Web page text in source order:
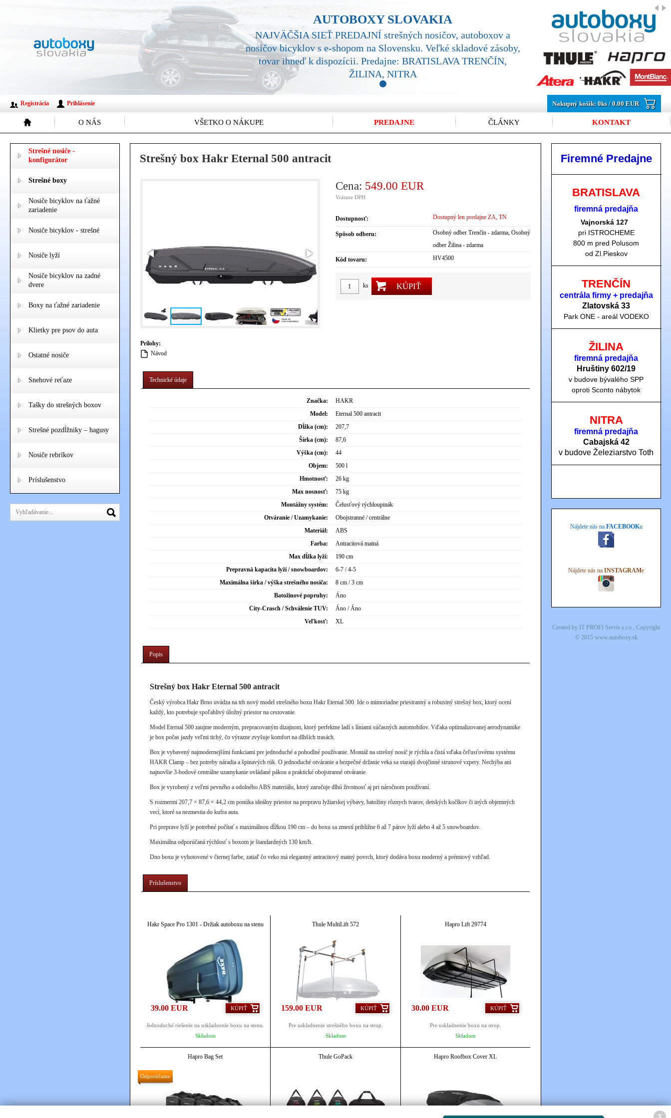
AUTOBOXY SLOVAKIA
NAJVÄČŠIA SIEŤ PREDAJNÍ strešných nosičov, autoboxov a
nosičov bicyklov s e-shopom na Slovensku. Veľké skladové zásoby,
tovar ihneď k dispozícii. Predajne: BRATISLAVA TRENČÍN,
ŽILINA, NITRA
Nakupný košík:0ks /0.00 EUR
O NÁS VŠETKO O NÁKUPE PREDAJNE ČLÁNKY KONTAKT
Registrácia Prihlásenie
Strešný box Hakr Eternal 500 antracit
Strešné nosiče -
konfigurátor
Strešné boxy
Nosiče bicyklov na ťažné
zariadenie
Nosiče bicyklov - strešné
Nosiče lyží
Nosiče bicyklov na zadné
dvere
Boxy na ťažné zariadenie
Klietky pre psov do auta
Ostatné nosiče
Snehové reťaze
Tašky do strešných boxov
Strešné pozdĺžniky – hagusy
Nosiče rebríkov
Príslušenstvo
Prílohy:
Návod
Cena: 549.00 EUR
Vrátane DPH
Dostupnosť: Dostupný len predajne ZA, TN
Spôsob odberu:
Osobný odber Trenčín - zdarma, Osobný
odber Žilina - zdarma
Kód tovaru: HV4500
ks KÚPIŤ
Technické údaje
Značka:
HAKR
Model:
Eternal 500 antracit
Dĺžka (cm):
207,7
Šírka (cm):
87,6
Výška (cm):
44
Objem:
500 l
Hmotnosť:
26 kg
Max nosnosť:
75 kg
Montážny systém:
Čelusťový rýchloupinák
Otváranie / Uzamykanie:
Obojstranné / centrálne
Materiál:
ABS
Farba:
Antracitová matná
Max dĺžka lyží:
190 cm
Prepravná kapacita lyží / snowboardov:
6-7 / 4-5
Maximálna šírka / výška strešného nosiča:
8 cm / 3 cm
Batožinové popruhy:
Áno
City-Crasch / Schválenie TUV:
Áno / Áno
Veľkosť:
XL
Popis
Strešný box Hakr Eternal 500 antracit
Český výrobcaHakr Brno uvádza na trh nový model strešného boxu Hakr Eternal 500. Ide o mimoriadne priestranný a robustný strešný box, ktorý ocení
každý, kto potrebuje spoľahlivý úložný priestor na cestovanie.
Model Eternal 500 zaujme moderným, prepracovaným dizajnom, ktorý perfektne ladí s líniami súčasných automobilov. Vďaka optimalizovanej aerodynamike
je box počas jazdy veľmi tichý, čo výrazne zvyšuje komfort na dlhších trasách.
Box je vybavený najmodernejšími funkciami pre jednoduché a pohodlné používanie. Montáž na strešný nosič je rýchla a čistá vďaka čeľusťovému systému
HAKR Clamp – bez potreby náradia a špinavých rúk. O jednoduché otváranie a bezpečné držanie veka sa starajú dvojčinné strunové vzpery. Nechýba ani
najnovšie 3-bodové centrálne uzamykanie ovládané pákou a praktické obojstranné otváranie.
Box je vyrobený z veľmi pevného a odolného ABS materiálu, ktorý zaručuje dlhú životnosť aj pri náročnom používaní.
S rozmermi 207,7 × 87,6 × 44,2 cm ponúka ideálny priestor na prepravu lyžiarskej výbavy, batožiny rôznych tvarov, detských kočíkov či iných objemných
vecí, ktoré sa nezmestia do kufra auta.
Pri preprave lyží je potrebné počítať s maximálnou dĺžkou 190 cm – do boxu sa zmestí približne 6 až 7 párov lyží alebo 4 až 5 snowboardov.
Maximálna odporúčaná rýchlosť s boxom je štandardných 130 km/h.
Dno boxu je vyhotovené v čiernej farbe, zatiaľ čo veko má elegantný antracitový matný povrch, ktorý dodáva boxu moderný a prémiový vzhľad.
Príslušenstvo
Hakr Space Pro 1301 - Držiak autoboxu na stenu
39.00 EUR KÚPIŤ
Jednoduché riešenie na uskladnenie boxu na stenu.
Skladom
Thule MultiLift 572
159.00 EUR KÚPIŤ
Pre uskladnenie strešného boxu na strop.
Skladom
Hapro Lift 29774
30.00 EUR KÚPIŤ
Pre uskladnenie boxu na strop.
Skladom
Odporúčame
Hapro Bag Set Thule GoPack Hapro Roofbox Cover XL
Firemné Predajne
BRATISLAVA
firemná predajňa
Vajnorská 127
pri ISTROCHEME
800 m pred Polusom
od Zl.Pieskov
TRENČÍN
centrála firmy + predajňa
Zlatovská 33
Park ONE - areál VODEKO
ŽILINA
firemná predajňa
Hruštiny 602/19
v budove bývalého SPP
oproti Sconto nábytok
NITRA
firemná predajňa
Cabajská 42
v budove Železiarstvo Toth
Nájdete nás na FACEBOOKu
Nájdete nás na INSTAGRAMe
Created by IT PROFI Servis s.r.o., Copyright
© 2015 www.autoboxy.sk